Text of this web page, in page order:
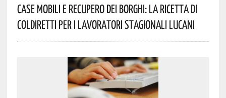
Case Mobili E Recupero Dei Borghi: La Ricetta Di
Coldiretti Per I Lavoratori Stagionali Lucani